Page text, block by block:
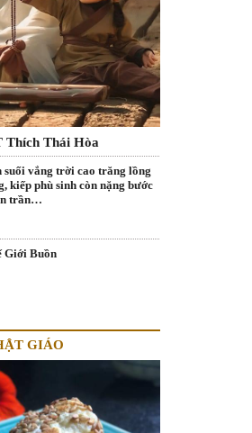
Thích Thái Hòa
suối vắng trời cao trăng lồng
kiếp phù sinh còn nặng bước
trần…
Giới Buồn
GIÁO